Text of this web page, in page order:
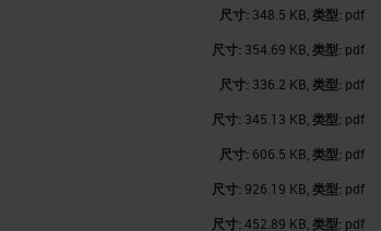
尺寸:348.5 KB, 类型:pdf
尺寸:354.69 KB, 类型:pdf
尺寸:336.2 KB, 类型:pdf
尺寸:345.13 KB, 类型:pdf
尺寸:606.5 KB, 类型:pdf
尺寸:926.19 KB, 类型:pdf
尺寸:452.89 KB, 类型:pdf